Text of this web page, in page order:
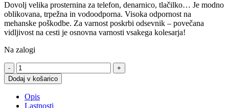
Dovolj velika prosternina za telefon, denarnico, tlačilko… Je modno
oblikovana, trpežna in vodoodporna. Visoka odpornost na
mehanske poškodbe. Za varnost poskrbi odsevnik – povečana
vidljivost na cesti je osnovna varnosti vsakega kolesarja!
Na zalogi
Podsedežna
kolesarska
torba
C27
Dodaj v košarico
Opis
Lastnosti